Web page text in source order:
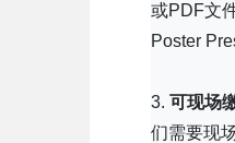
或PDF文
Poster
3.可现场
们需要现